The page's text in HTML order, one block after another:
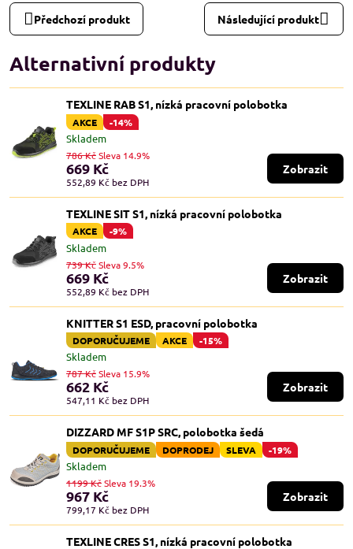
Předchozí produkt Následující produkt
Alternativní produkty
TEXLINE RAB S1, nízká pracovní polobotka
AKCE -14%
Skladem
669 Kč
552,89 Kč bez DPH
786 KčSleva 14.9%
Zobrazit
TEXLINE SIT S1, nízká pracovní polobotka
AKCE -9%
Skladem
669 Kč
552,89 Kč bez DPH
739 KčSleva 9.5%
Zobrazit
KNITTER S1 ESD, pracovní polobotka
DOPORUČUJEME AKCE -15%
Skladem
662 Kč
547,11 Kč bez DPH
787 KčSleva 15.9%
Zobrazit
DIZZARD MF S1P SRC, polobotka šedá
DOPORUČUJEME DOPRODEJ SLEVA -19%
Skladem
967 Kč
799,17 Kč bez DPH
1199 KčSleva 19.3%
Zobrazit
TEXLINE CRES S1, nízká pracovní polobotka